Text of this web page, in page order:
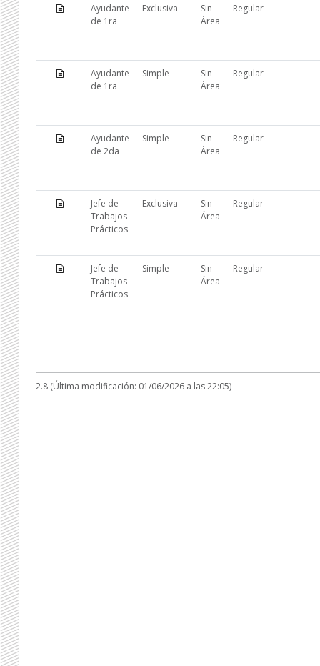
Ayudante
de 1ra
Exclusiva
Sin
Área
Regular -
Ayudante
de 1ra
Simple
Sin
Área
Regular -
Ayudante
de 2da
Simple
Sin
Área
Regular -
Jefe de
Trabajos
Prácticos
Exclusiva
Sin
Área
Regular -
Jefe de
Trabajos
Prácticos
Simple
Sin
Área
Regular -
2.8 (Última modificación: 01/06/2026 a las 22:05)